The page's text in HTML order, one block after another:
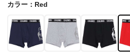
カラー：Red